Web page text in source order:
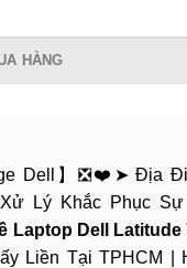
HÀNG
Dell】❎❤️➤ Địa
Lý Khắc Phục
Laptop Dell Latitude
Liền Tại TPHCM |